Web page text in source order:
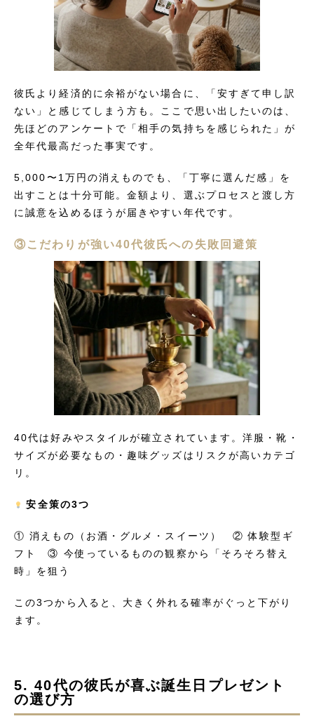
彼氏より経済的に余裕がない場合に、「安すぎて申し訳
ない」と感じてしまう方も。ここで思い出したいのは、
先ほどのアンケートで「相手の気持ちを感じられた」が
全年代最高だった事実です。
5,000〜1万円の消えものでも、「丁寧に選んだ感」を
出すことは十分可能。金額より、選ぶプロセスと渡し方
に誠意を込めるほうが届きやすい年代です。
③こだわりが強い40代彼氏への失敗回避策
40代は好みやスタイルが確立されています。洋服・靴・
サイズが必要なもの・趣味グッズはリスクが高いカテゴ
リ。
安全策の3つ
① 消えもの（お酒・グルメ・スイーツ） ② 体験型ギ
フト ③ 今使っているものの観察から「そろそろ替え
時」を狙う
この3つから入ると、大きく外れる確率がぐっと下がり
ます。
5. 40代の彼氏が喜ぶ誕生日プレゼント
の選び方